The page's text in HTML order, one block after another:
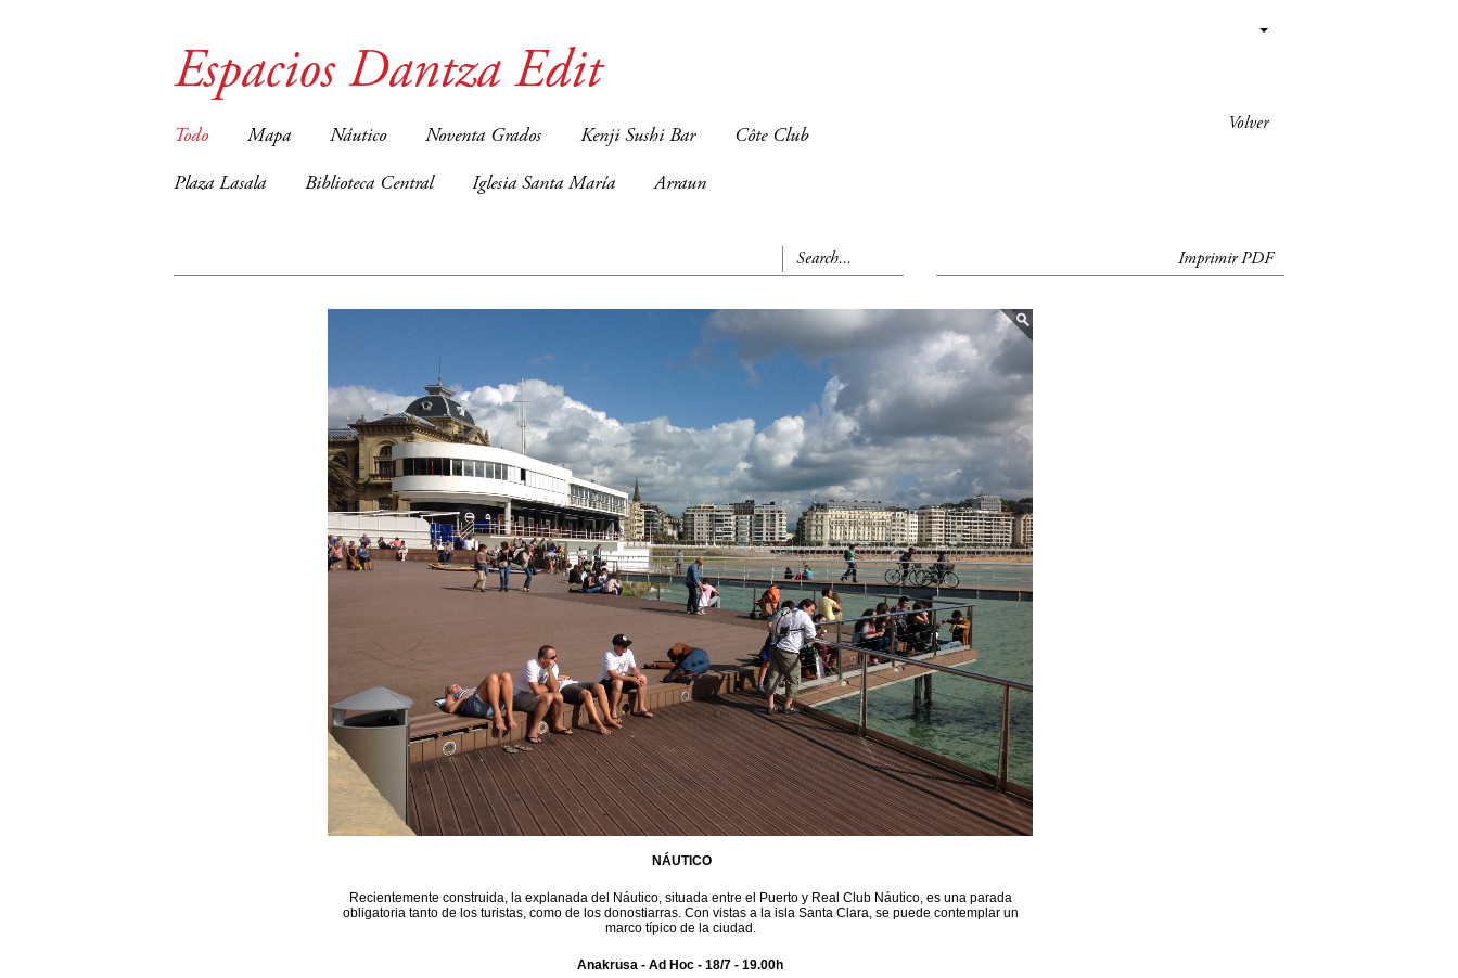
Volver
Espacios Dantza Edit
Todo Mapa Náutico Noventa Grados Kenji Sushi Bar Côte Club
Plaza Lasala Biblioteca Central Iglesia Santa María Arraun
Imprimir PDF
NÁUTICO
Recientemente construida, la explanada del Náutico, situada entre el Puerto y Real Club Náutico, es una parada
obligatoria tanto de los turistas, como de los donostiarras. Con vistas a la isla Santa Clara, se puede contemplar un
marco típico de la ciudad.
Anakrusa - Ad Hoc - 18/7 - 19.00h